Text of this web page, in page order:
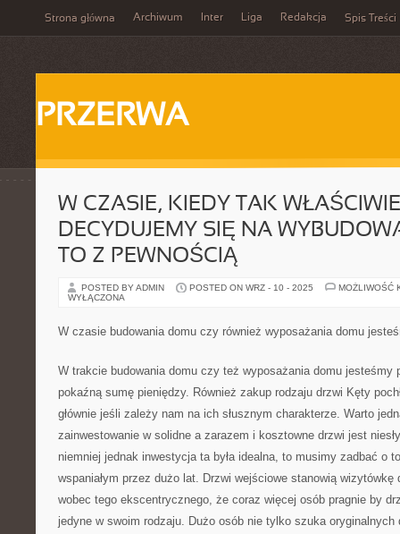
Strona główna Archiwum Inter Liga Redakcja Spis Treści
PRZERWA
W CZASIE, KIEDY TAK
DECYDUJEMY SIĘ NA
TO Z PEWNOŚCIĄ
POSTED BY ADMIN POSTED ON WRZ - 10 - 2025
MOŻLIWOŚĆ
WYŁĄCZONA
W czasie budowania domu czy również wyposażania domu
W trakcie budowania domu czy też wyposażania domu jesteśmy
pokaźną sumę pieniędzy. Również zakup rodzaju drzwi Kęty
głównie jeśli zależy nam na ich słusznym charakterze. Warto
zainwestowanie w solidne a zarazem i kosztowne drzwi jest
niemniej jednak inwestycja ta była idealna, to musimy zadbać o
wspaniałym przez dużo lat. Drzwi wejściowe stanowią
wobec tego ekscentrycznego, że coraz więcej osób pragnie by
jedyne w swoim rodzaju. Dużo osób nie tylko szuka